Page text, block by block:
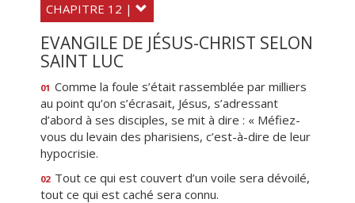
CHAPITRE 12 |
EVANGILE DE JÉSUS-CHRIST SELON
SAINT LUC
01 Comme la foule s’était rassemblée par milliers
au point qu’on s’écrasait, Jésus, s’adressant
d’abord à ses disciples, se mit à dire : « Méfiez-
vous du levain des pharisiens, c’est-à-dire de leur
hypocrisie.
02 Tout ce qui est couvert d’un voile sera dévoilé,
tout ce qui est caché sera connu.